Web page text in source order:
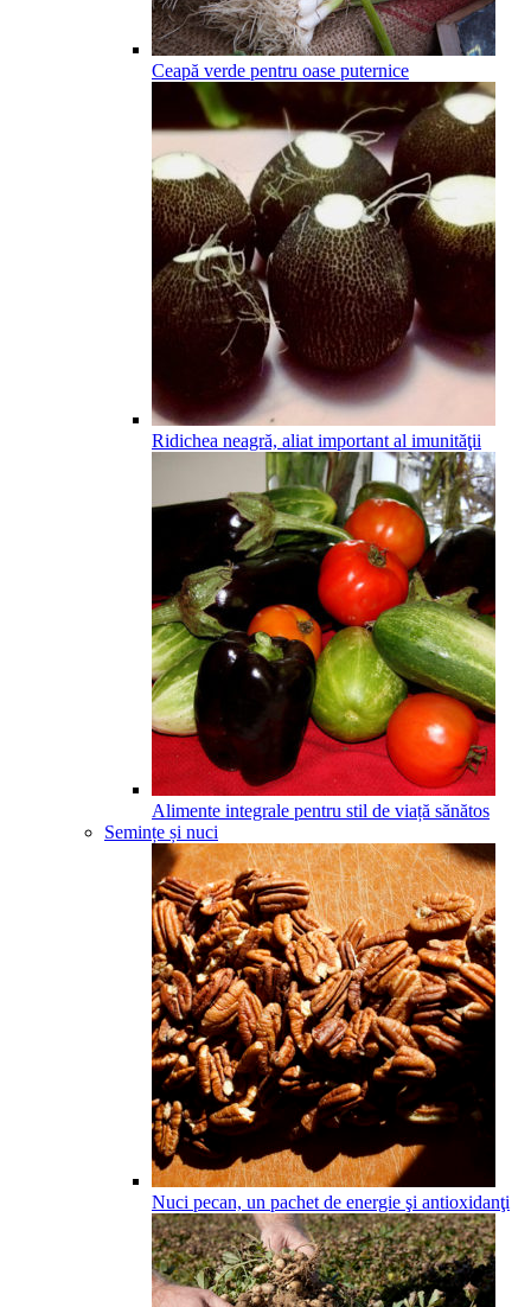
Ceapă verde pentru oase puternice
Ridichea neagră, aliat important al imunităţii
Alimente integrale pentru stil de viață sănătos
Semințe și nuci
Nuci pecan, un pachet de energie şi antioxidanţi